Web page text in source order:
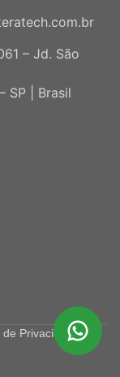
– Jd. São
SP | Brasil
de Privacidade